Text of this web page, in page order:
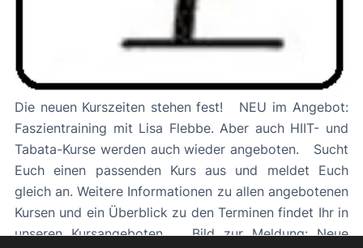
Die neuen Kurszeiten stehen fest! NEU im Angebot:
Faszientraining mit Lisa Flebbe. Aber auch HIIT- und
Tabata-Kurse werden auch wieder angeboten. Sucht
Euch einen passenden Kurs aus und meldet Euch
gleich an. Weitere Informationen zu allen angebotenen
Kursen und ein Überblick zu den Terminen findet Ihr in
unseren Kursangeboten. Bild zur Meldung: Neue